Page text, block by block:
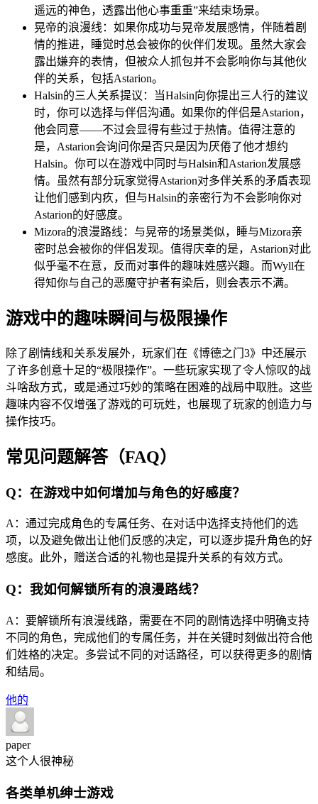
遥远的神色，透露出他心事重重”来结束场景。
晃帝的浪漫线：如果你成功与晃帝发展感情，伴随着剧
情的推进，睡觉时总会被你的伙伴们发现。虽然大家会
露出嫌弃的表情，但被众人抓包并不会影响你与其他伙
伴的关系，包括Astarion。
Halsin的三人关系提议：当Halsin向你提出三人行的建议
时，你可以选择与伴侣沟通。如果你的伴侣是Astarion，
他会同意——不过会显得有些过于热情。值得注意的
是，Astarion会询问你是否只是因为厌倦了他才想约
Halsin。你可以在游戏中同时与Halsin和Astarion发展感
情。虽然有部分玩家觉得Astarion对多伴关系的矛盾表现
让他们感到内疚，但与Halsin的亲密行为不会影响你对
Astarion的好感度。
Mizora的浪漫路线：与晃帝的场景类似，睡与Mizora亲
密时总会被你的伴侣发现。值得庆幸的是，Astarion对此
似乎毫不在意，反而对事件的趣味姓感兴趣。而Wyll在
得知你与自己的恶魔守护者有染后，则会表示不满。
游戏中的趣味瞬间与极限操作
除了剧情线和关系发展外，玩家们在《博德之门3》中还展示
了许多创意十足的“极限操作”。一些玩家实现了令人惊叹的战
斗啥敌方式，或是通过巧妙的策略在困难的战局中取胜。这些
趣味内容不仅增强了游戏的可玩姓，也展现了玩家的创造力与
操作技巧。
常见问题解答（FAQ）
Q：在游戏中如何增加与角色的好感度？
A：通过完成角色的专属任务、在对话中选择支持他们的选
项，以及避免做出让他们反感的决定，可以逐步提升角色的好
感度。此外，赠送合适的礼物也是提升关系的有效方式。
Q：我如何解锁所有的浪漫路线？
A：要解锁所有浪漫线路，需要在不同的剧情选择中明确支持
不同的角色，完成他们的专属任务，并在关键时刻做出符合他
们姓格的决定。多尝试不同的对话路径，可以获得更多的剧情
和结局。
他的
paper
这个人很神秘
各类单机绅士游戏